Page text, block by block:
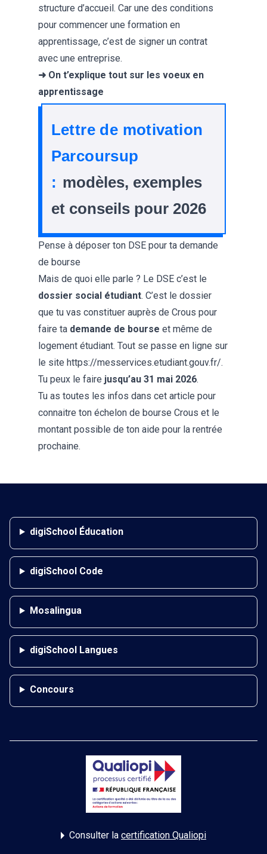
structure d’accueil. Car une des conditions
pour commencer une formation en
apprentissage, c’est de signer un contrat
avec une entreprise.
➜ On t’explique tout sur les voeux en
apprentissage
Lettre de motivation
Parcoursup
: modèles, exemples
et conseils pour 2026
Pense à déposer ton DSE pour ta demande
de bourse
Mais de quoi elle parle ? Le DSE c’est le
dossier social étudiant. C’est le dossier
que tu vas constituer auprès de Crous pour
faire ta demande de bourse et même de
logement étudiant. Tout se passe en ligne sur
le site https://messervices.etudiant.gouv.fr/.
Tu peux le faire jusqu’au 31 mai 2026.
Tu as toutes les infos dans cet article pour
connaitre ton échelon de bourse Crous et le
montant possible de ton aide pour la rentrée
prochaine.
digiSchool Éducation
digiSchool Code
Mosalingua
digiSchool Langues
Concours
Consulter la certification Qualiopi